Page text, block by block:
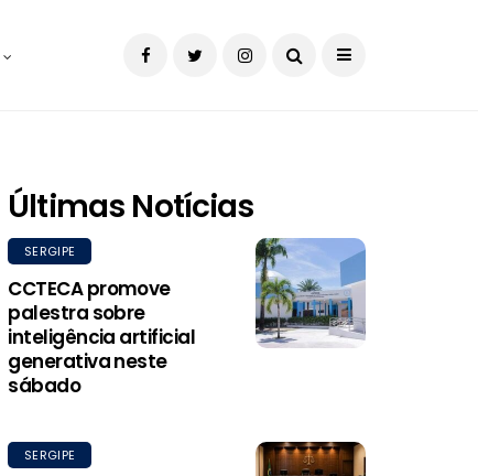
Últimas Notícias
SERGIPE
CCTECA promove
palestra sobre
inteligência artificial
generativa neste
sábado
SERGIPE